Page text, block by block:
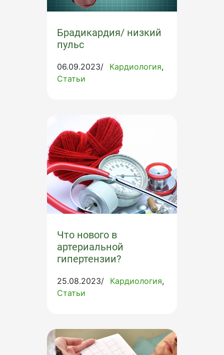
Брадикардия/ низкий
пульс
06.09.2023/
Кардиология
Статьи
Что нового в
артериальной
гипертензии?
25.08.2023/
Кардиология
Статьи